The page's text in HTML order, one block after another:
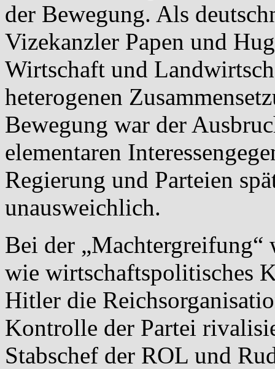
der Bewegung. Als
Vizekanzler Papen und
Wirtschaft und
heterogenen
Bewegung war der
elementaren
Regierung und Parteien
unausweichlich.
Bei der
wie wirtschaftspolitisches
Hitler die
Kontrolle der Partei
Stabschef der ROL und